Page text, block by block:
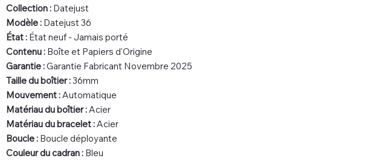
Collection : Datejust
Modèle : Datejust 36
État : État neuf - Jamais porté
Contenu : Boîte et Papiers d'Origine
Garantie :Garantie Fabricant Novembre 2025
Taille du boîtier :36mm
Mouvement :Automatique
Matériau du boîtier :Acier
Matériau du bracelet :Acier
Boucle : Boucle déployante
Couleur du cadran : Bleu